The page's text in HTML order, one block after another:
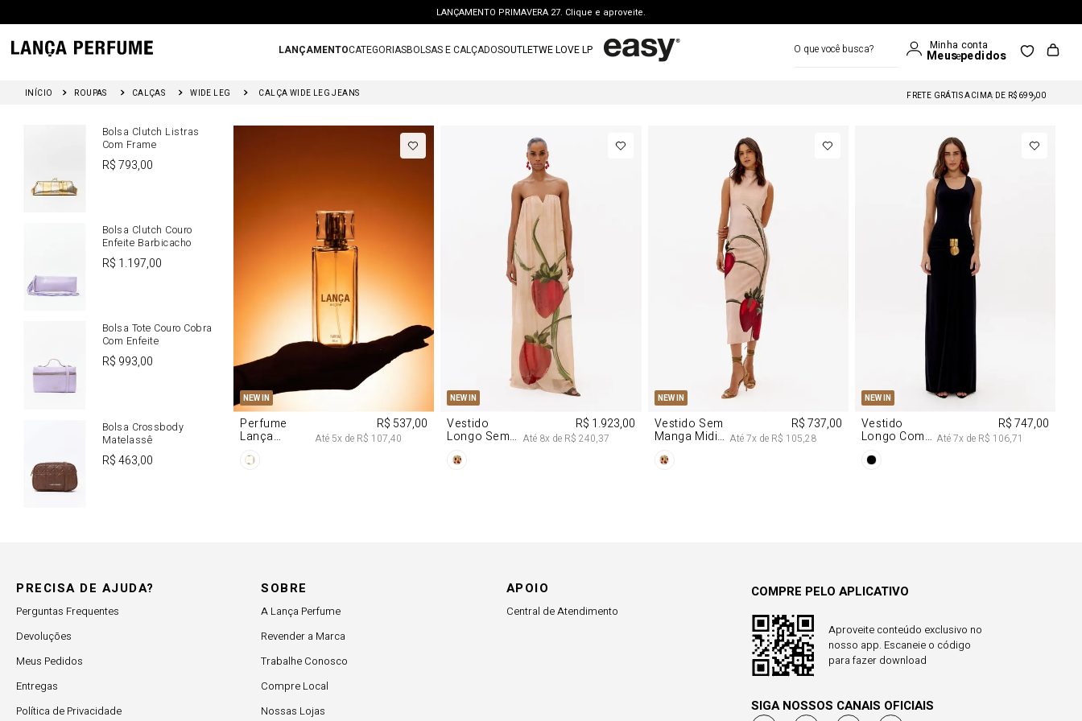
LANÇAMENTO PRIMAVERA 27. Clique e aproveite.
PERSONAL SHOPPER | garanta benefícios exclusivos. CONSULTAR >
FRETE GRÁTIS | a partir de R$ 699. APROVEITAR >
LANÇAMENTOCATEGORIASBOLSAS E CALÇADOSOUTLETWE LOVE LP
ROUPAS CALÇAS WIDE LEG CALÇA WIDE LEG JEANS
FRETE GRÁTIS NAS COMPRAS A PARTIR DE R$699
FRETE GRÁTIS ACIMA DE R$699,00
FRETE GRÁTIS NAS COMPRAS A PARTIR DE R$699
Bolsas
Bolsa Clutch Listras
Com Frame
R$793,00
Bolsa Clutch Couro
Enfeite Barbicacho
R$ 1.197,00
Bolsa Tote Couro Cobra
Com Enfeite
R$ 993,00
Bolsa Crossbody
Matelassê
R$463,00
Você também pode gostar
NEW IN
U
Perfume
Lança
R$ 537,00
Até 5x de R$ 107,40
NEW IN
M G
Vestido
Longo Sem
Chiffon
R$ 1.923,00
Até 8x de R$ 240,37
NEW IN
PP M
Vestido Sem
Manga Midi
Morango
R$ 737,00
Até7x de R$ 105,28
NEW IN
PP M
Vestido
Longo Com
Na Frente
R$ 747,00
Até7x de R$ 106,71
PRECISA DE AJUDA?
Perguntas Frequentes
Devoluções
Meus Pedidos
Entregas
Política de Privacidade
SOBRE
A Lança Perfume
Revender a Marca
Trabalhe Conosco
Compre Local
Nossas Lojas
APOIO
Central de Atendimento
COMPRE PELO APLICATIVO
Aproveite conteúdo exclusivo no
nosso app. Escaneie o código
para fazer download
SIGA NOSSOS CANAIS OFICIAIS
2
vestido curto